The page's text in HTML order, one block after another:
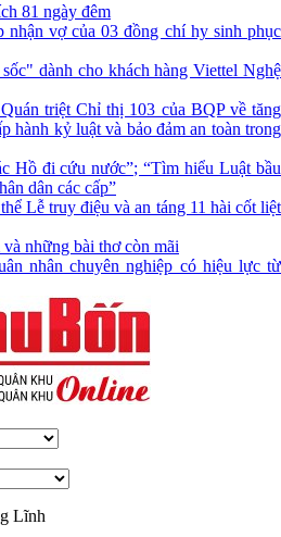
81 ngày đêm
nhận vợ của 03 đồng chí hy sinh phục
dành cho khách hàng Viettel Nghệ
triệt Chỉ thị 103 của BQP về tăng
hành kỷ luật và bảo đảm an toàn trong
Hồ đi cứu nước”; “Tìm hiểu Luật bầu
dân các cấp”
Lễ truy điệu và an táng 11 hài cốt liệt
những bài thơ còn mãi
nhân chuyên nghiệp có hiệu lực từ
Lĩnh